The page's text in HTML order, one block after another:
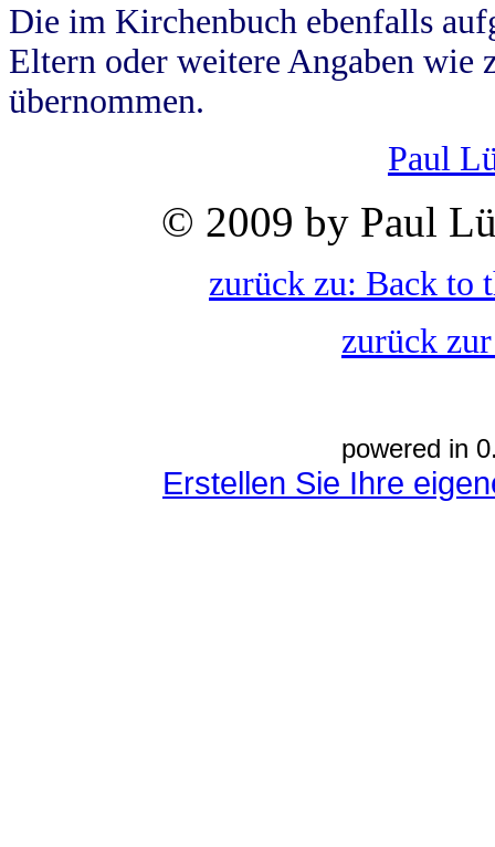
Die im Kirchenbuch ebenfalls
Eltern oder weitere Angaben wie
übernommen.
Paul
© 2009 by Paul
zurück zu: Back to
zurück
powered in
Erstellen Sie Ihre